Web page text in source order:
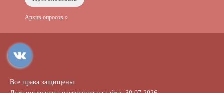
Архив опросов »
Все права защищены.